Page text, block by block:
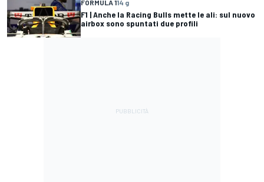
FORMULA 114 g
F1 | Anche la Racing Bulls mette le ali: sul nuovo
airbox sono spuntati due profili